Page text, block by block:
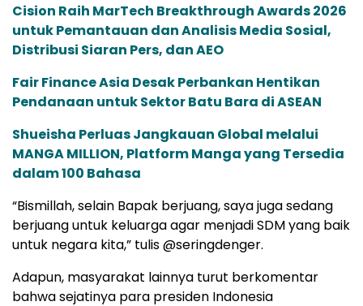
Cision Raih MarTech Breakthrough Awards 2026
untuk Pemantauan dan Analisis Media Sosial,
Distribusi Siaran Pers, dan AEO
Fair Finance Asia Desak Perbankan Hentikan
Pendanaan untuk Sektor Batu Bara di ASEAN
Shueisha Perluas Jangkauan Global melalui
MANGA MILLION, Platform Manga yang Tersedia
dalam 100 Bahasa
“Bismillah, selain Bapak berjuang, saya juga sedang
berjuang untuk keluarga agar menjadi SDM yang baik
untuk negara kita,” tulis @seringdenger.
Adapun, masyarakat lainnya turut berkomentar
bahwa sejatinya para presiden Indonesia